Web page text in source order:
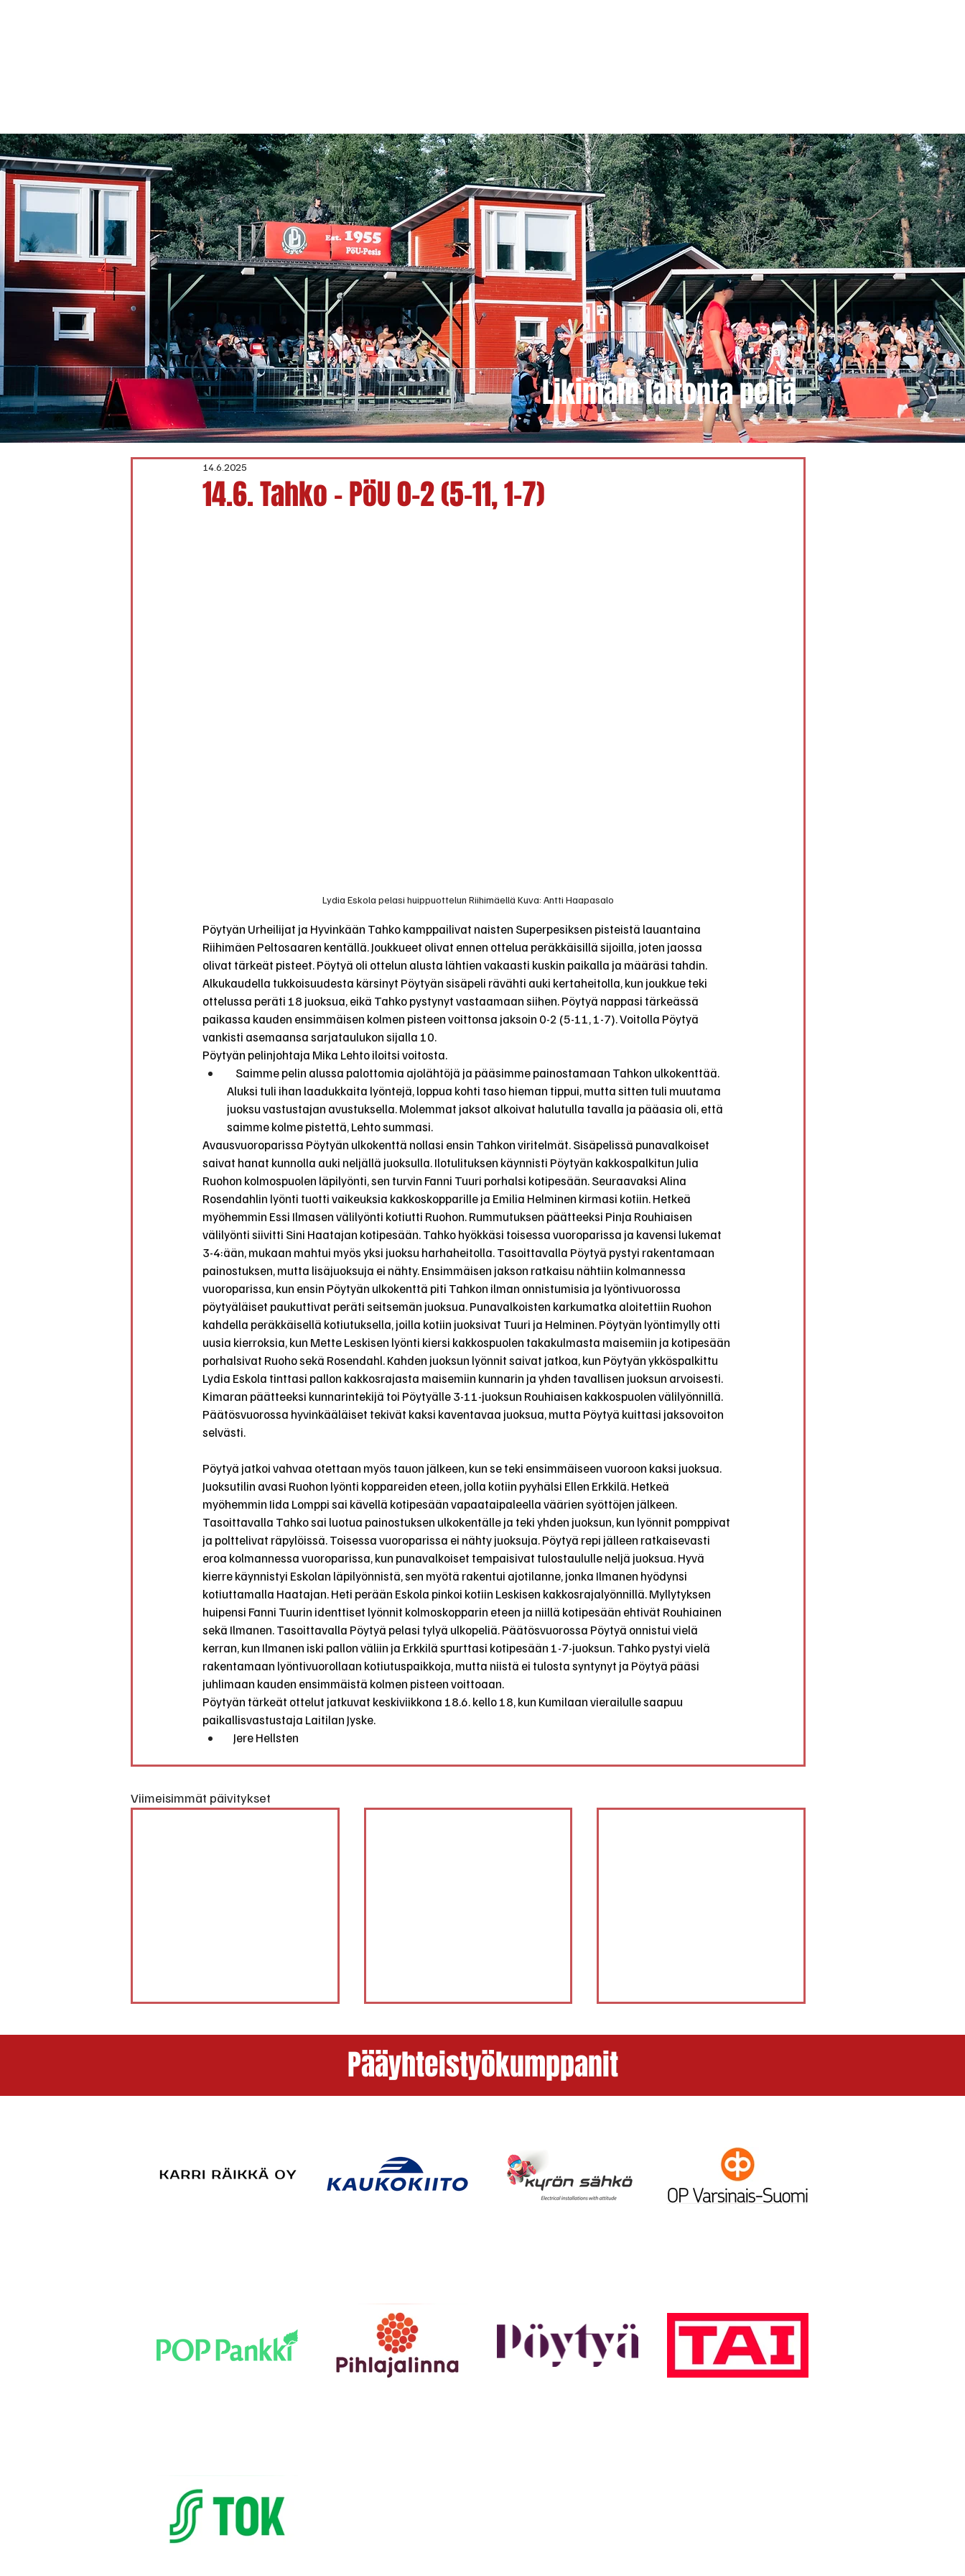
14.6. Tahko - PöU 0-2 (5-11, 1-7)
14.6.2025
Lydia Eskola pelasi huippuottelun Riihimäellä Kuva: Antti Haapasalo
Pöytyän Urheilijat ja Hyvinkään Tahko kamppailivat naisten Superpesiksen pisteistä lauantaina
Riihimäen Peltosaaren kentällä. Joukkueet olivat ennen ottelua peräkkäisillä sijoilla, joten jaossa
olivat tärkeät pisteet. Pöytyä oli ottelun alusta lähtien vakaasti kuskin paikalla ja määräsi tahdin.
Alkukaudella tukkoisuudesta kärsinyt Pöytyän sisäpeli rävähti auki kertaheitolla, kun joukkue teki
ottelussa peräti 18 juoksua, eikä Tahko pystynyt vastaamaan siihen. Pöytyä nappasi tärkeässä
paikassa kauden ensimmäisen kolmen pisteen voittonsa jaksoin 0-2 (5-11, 1-7). Voitolla Pöytyä
vankisti asemaansa sarjataulukon sijalla 10.
Pöytyän pelinjohtaja Mika Lehto iloitsi voitosta.
Saimme pelin alussa palottomia ajolähtöjä ja pääsimme painostamaan Tahkon ulkokenttää.
Aluksi tuli ihan laadukkaita lyöntejä, loppua kohti taso hieman tippui, mutta sitten tuli muutama
juoksu vastustajan avustuksella. Molemmat jaksot alkoivat halutulla tavalla ja pääasia oli, että
saimme kolme pistettä, Lehto summasi.
Avausvuoroparissa Pöytyän ulkokenttä nollasi ensin Tahkon viritelmät. Sisäpelissä punavalkoiset
saivat hanat kunnolla auki neljällä juoksulla. Ilotulituksen käynnisti Pöytyän kakkospalkitun Julia
Ruohon kolmospuolen läpilyönti, sen turvin Fanni Tuuri porhalsi kotipesään. Seuraavaksi Alina
Rosendahlin lyönti tuotti vaikeuksia kakkoskopparille ja Emilia Helminen kirmasi kotiin. Hetkeä
myöhemmin Essi Ilmasen välilyönti kotiutti Ruohon. Rummutuksen päätteeksi Pinja Rouhiaisen
välilyönti siivitti Sini Haatajan kotipesään. Tahko hyökkäsi toisessa vuoroparissa ja kavensi lukemat
3-4:ään, mukaan mahtui myös yksi juoksu harhaheitolla. Tasoittavalla Pöytyä pystyi rakentamaan
painostuksen, mutta lisäjuoksuja ei nähty. Ensimmäisen jakson ratkaisu nähtiin kolmannessa
vuoroparissa, kun ensin Pöytyän ulkokenttä piti Tahkon ilman onnistumisia ja lyöntivuorossa
pöytyäläiset paukuttivat peräti seitsemän juoksua. Punavalkoisten karkumatka aloitettiin Ruohon
kahdella peräkkäisellä kotiutuksella, joilla kotiin juoksivat Tuuri ja Helminen. Pöytyän lyöntimylly otti
uusia kierroksia, kun Mette Leskisen lyönti kiersi kakkospuolen takakulmasta maisemiin ja kotipesään
porhalsivat Ruoho sekä Rosendahl. Kahden juoksun lyönnit saivat jatkoa, kun Pöytyän ykköspalkittu
Lydia Eskola tinttasi pallon kakkosrajasta maisemiin kunnarin ja yhden tavallisen juoksun arvoisesti.
Kimaran päätteeksi kunnarintekijä toi Pöytyälle 3-11-juoksun Rouhiaisen kakkospuolen välilyönnillä.
Päätösvuorossa hyvinkääläiset tekivät kaksi kaventavaa juoksua, mutta Pöytyä kuittasi jaksovoiton
selvästi.
Pöytyä jatkoi vahvaa otettaan myös tauon jälkeen, kun se teki ensimmäiseen vuoroon kaksi juoksua.
Juoksutilin avasi Ruohon lyönti koppareiden eteen, jolla kotiin pyyhälsi Ellen Erkkilä. Hetkeä
myöhemmin Iida Lomppi sai kävellä kotipesään vapaataipaleella väärien syöttöjen jälkeen.
Tasoittavalla Tahko sai luotua painostuksen ulkokentälle ja teki yhden juoksun, kun lyönnit pomppivat
ja polttelivat räpylöissä. Toisessa vuoroparissa ei nähty juoksuja. Pöytyä repi jälleen ratkaisevasti
eroa kolmannessa vuoroparissa, kun punavalkoiset tempaisivat tulostaululle neljä juoksua. Hyvä
kierre käynnistyi Eskolan läpilyönnistä, sen myötä rakentui ajotilanne, jonka Ilmanen hyödynsi
kotiuttamalla Haatajan. Heti perään Eskola pinkoi kotiin Leskisen kakkosrajalyönnillä. Myllytyksen
huipensi Fanni Tuurin identtiset lyönnit kolmoskopparin eteen ja niillä kotipesään ehtivät Rouhiainen
sekä Ilmanen. Tasoittavalla Pöytyä pelasi tylyä ulkopeliä. Päätösvuorossa Pöytyä onnistui vielä
kerran, kun Ilmanen iski pallon väliin ja Erkkilä spurttasi kotipesään 1-7-juoksun. Tahko pystyi vielä
rakentamaan lyöntivuorollaan kotiutuspaikkoja, mutta niistä ei tulosta syntynyt ja Pöytyä pääsi
juhlimaan kauden ensimmäistä kolmen pisteen voittoaan.
Pöytyän tärkeät ottelut jatkuvat keskiviikkona 18.6. kello 18, kun Kumilaan vierailulle saapuu
paikallisvastustaja Laitilan Jyske.
Jere Hellsten
Viimeisimmät päivitykset
Likimain laitonta peliä
Pääyhteistyökumppanit